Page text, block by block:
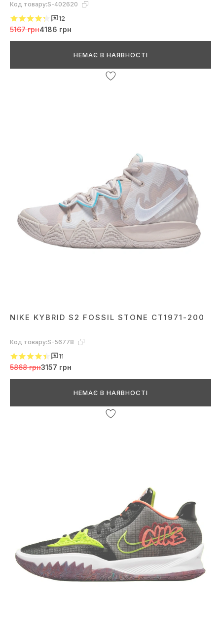
Код товару:S-402620
12
5167 грн4186 грн
НЕМАЄ В НАЯВНОСТІ
NIKE KYBRID S2 FOSSIL STONE CT1971-200
Код товару:S-56778
11
5868 грн3157 грн
НЕМАЄ В НАЯВНОСТІ